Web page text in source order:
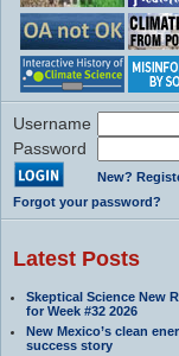
Username
Password
New?
Forgot your password?
Latest Posts
Skeptical Science New
for Week #32 2026
New Mexico’s clean
success story